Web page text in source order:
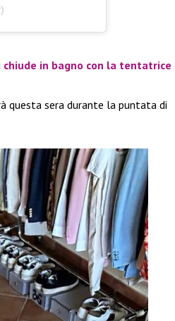
in bagno con la tentatrice
questa sera durante la puntata di